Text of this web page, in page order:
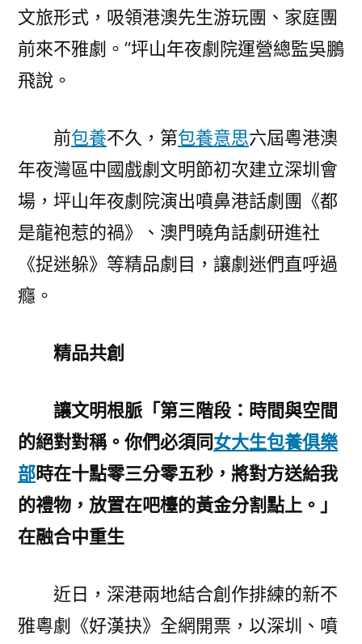
文旅形式，吸領港澳先生游玩團、家庭團
前來不雅劇。”坪山年夜劇院運營總監吳鵬
飛說。
前包養不久，第包養意思六屆粵港澳
年夜灣區中國戲劇文明節初次建立深圳會
場，坪山年夜劇院演出噴鼻港話劇團《都
是龍袍惹的禍》、澳門曉角話劇研進社
《捉迷躲》等精品劇目，讓劇迷們直呼過
癮。
精品共創
讓文明根脈「第三階段：時間與空間
的絕對對稱。你們必須同女大生包養俱樂
部時在十點零三分零五秒，將對方送給我
的禮物，放置在吧檯的黃金分割點上。」
在融合中重生
近日，深港兩地結合創作排練的新不
雅粵劇《好漢抉》全網開票，以深圳、噴